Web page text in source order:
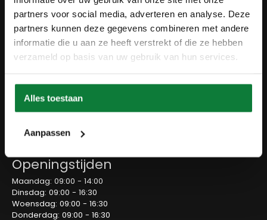
partners voor social media, adverteren en analyse. Deze
partners kunnen deze gegevens combineren met andere
informatie die u aan ze heeft verstrekt of die ze hebben
verzameld op basis van uw gebruik van hun services.
Alles toestaan
Aanpassen
Duurzaamheid
Betaalmethodes
Retourbeleid
Overeenkomst herroepen
Bedrijvenpark Twente 30
7602 KB Almelo
0546-303538
info@meubelzwagerij.nl
Openingstijden
Maandag: 09:00 - 14:00
Dinsdag: 09:00 - 16:30
Woensdag: 09:00 - 16:30
Donderdag: 09:00 - 16:30